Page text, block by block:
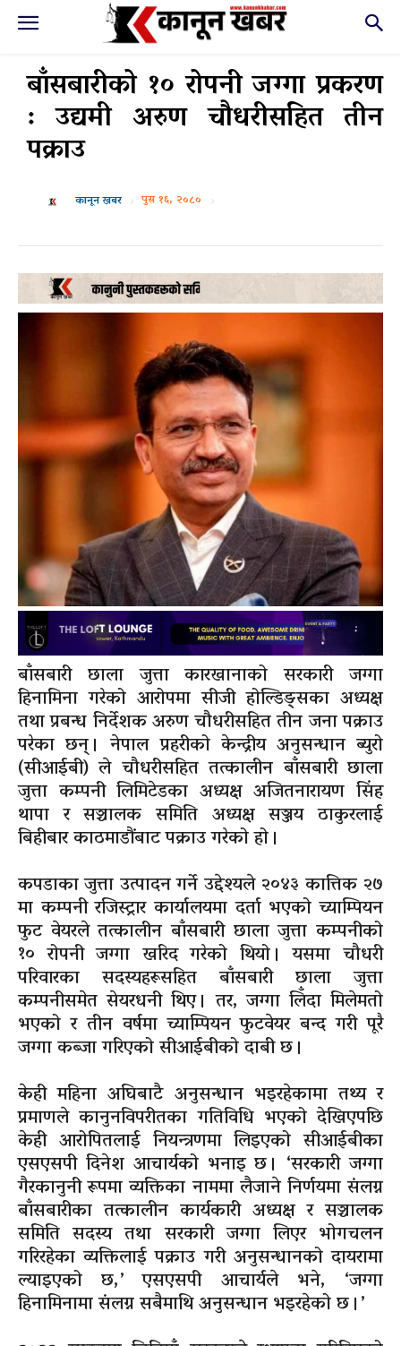
बाँसबारीको १० रोपनी जग्गा प्रकरण
: उद्यमी अरुण चौधरीसहित तीन
पक्राउ
कानून खबर पुस १६, २०८०
बाँसबारी छाला जुत्ता कारखानाको सरकारी जग्गा
हिनामिना गरेको आरोपमा सीजी होल्डिङ्सका अध्यक्ष
तथा प्रबन्ध निर्देशक अरुण चौधरीसहित तीन जना पक्राउ
परेका छन् । नेपाल प्रहरीको केन्द्रीय अनुसन्धान ब्युरो
(सीआईबी) ले चौधरीसहित तत्कालीन बाँसबारी छाला
जुत्ता कम्पनी लिमिटेडका अध्यक्ष अजितनारायण सिंह
थापा र सञ्चालक समिति अध्यक्ष सञ्जय ठाकुरलाई
बिहीबार काठमाडौंबाट पक्राउ गरेको हो ।
कपडाका जुत्ता उत्पादन गर्ने उद्देश्यले २०४३ कात्तिक २७
मा कम्पनी रजिस्ट्रार कार्यालयमा दर्ता भएको च्याम्पियन
फुट वेयरले तत्कालीन बाँसबारी छाला जुत्ता कम्पनीको
१० रोपनी जग्गा खरिद गरेको थियो । यसमा चौधरी
परिवारका सदस्यहरूसहित बाँसबारी छाला जुत्ता
कम्पनीसमेत सेयरधनी थिए । तर, जग्गा लिँदा मिलेमतो
भएको र तीन वर्षमा च्याम्पियन फुटवेयर बन्द गरी पूरै
जग्गा कब्जा गरिएको सीआईबीको दाबी छ ।
केही महिना अघिबाटै अनुसन्धान भइरहेकामा तथ्य र
प्रमाणले कानुनविपरीतका गतिविधि भएको देखिएपछि
केही आरोपितलाई नियन्त्रणमा लिइएको सीआईबीका
एसएसपी दिनेश आचार्यको भनाइ छ । ‘सरकारी जग्गा
गैरकानुनी रूपमा व्यक्तिका नाममा लैजाने निर्णयमा संलग्न
बाँसबारीका तत्कालीन कार्यकारी अध्यक्ष र सञ्चालक
समिति सदस्य तथा सरकारी जग्गा लिएर भोगचलन
गरिरहेका व्यक्तिलाई पक्राउ गरी अनुसन्धानको दायरामा
ल्याइएको छ,’ एसएसपी आचार्यले भने, ‘जग्गा
हिनामिनामा संलग्न सबैमाथि अनुसन्धान भइरहेको छ ।’